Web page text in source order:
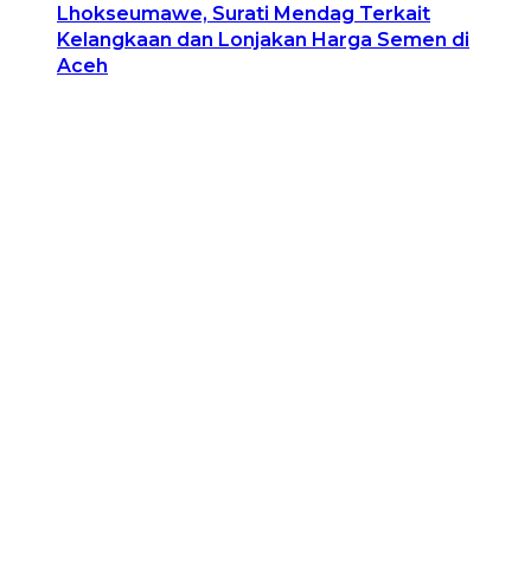
Lhokseumawe, Surati Mendag Terkait
Kelangkaan dan Lonjakan Harga Semen di
Aceh